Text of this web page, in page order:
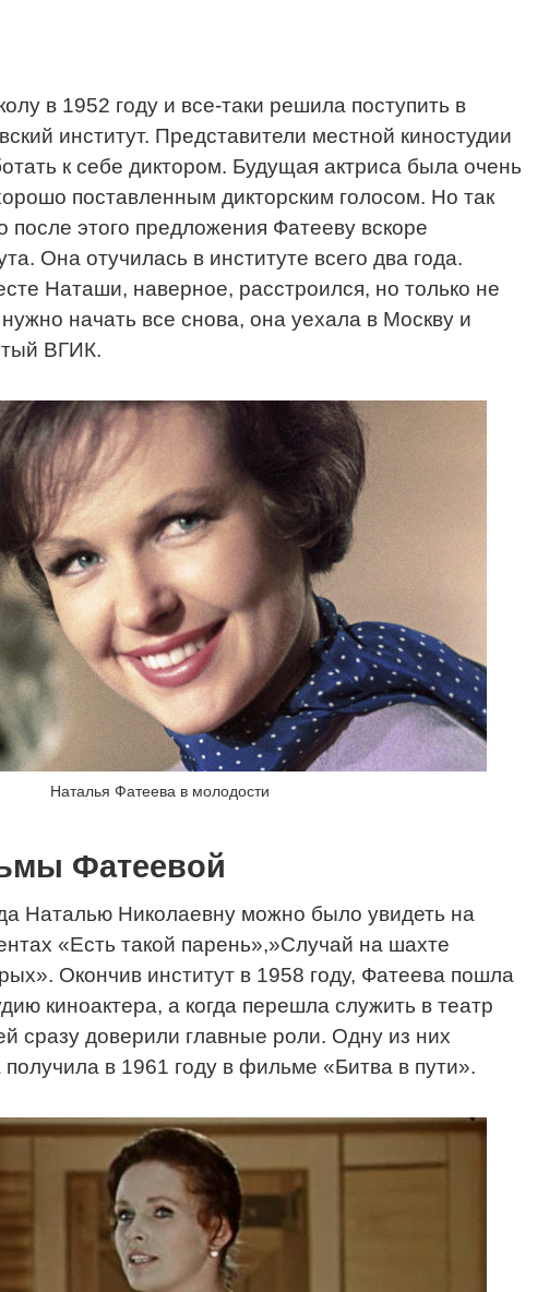
в 1952 году и все-таки решила поступить в
институт. Представители местной киностудии
к себе диктором. Будущая актриса была очень
поставленным дикторским голосом. Но так
после этого предложения Фатееву вскоре
Она отучилась в институте всего два года.
Наташи, наверное, расстроился, но только не
начать все снова, она уехала в Москву и
ВГИК.
Наталья Фатеева в молодости
Фатеевой
Наталью Николаевну можно было увидеть на
«Есть такой парень»,»Случай на шахте
Окончив институт в 1958 году, Фатеева пошла
киноактера, а когда перешла служить в театр
сразу доверили главные роли. Одну из них
в 1961 году в фильме «Битва в пути».